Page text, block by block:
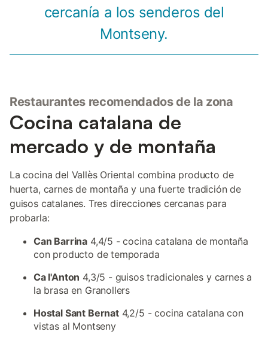
cercanía a los senderos del
Montseny.
Restaurantes recomendados de la zona
Cocina catalana de
mercado y de montaña
La cocina del Vallès Oriental combina producto de
huerta, carnes de montaña y una fuerte tradición de
guisos catalanes. Tres direcciones cercanas para
probarla:
Can Barrina 4,4/5 - cocina catalana de montaña
con producto de temporada
Ca l'Anton 4,3/5 - guisos tradicionales y carnes a
la brasa en Granollers
Hostal Sant Bernat4,2/5 - cocina catalana con
vistas al Montseny